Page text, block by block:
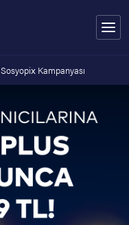
Sosyopix Kampanyası